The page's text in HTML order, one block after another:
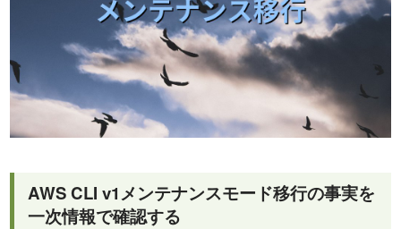
AWS CLI v1メンテナンスモード移行の事実を
一次情報で確認する